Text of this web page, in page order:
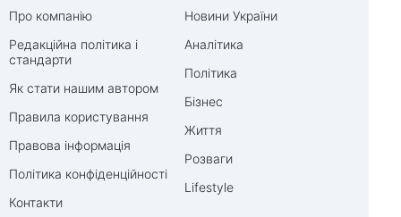
Про компанію
Редакційна політика і
стандарти
Як стати нашим автором
Правила користування
Правова інформація
Політика конфіденційності
Контакти
Новини України
Аналітика
Політика
Бізнес
Життя
Розваги
Lifestyle